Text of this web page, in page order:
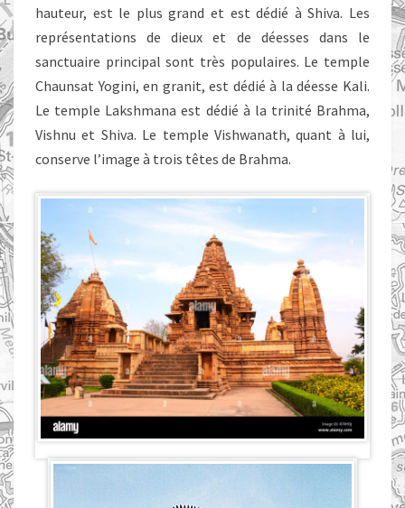
hauteur, est le plus grand et est dédié à Shiva. Les
représentations de dieux et de déesses dans le
sanctuaire principal sont très populaires. Le temple
Chaunsat Yogini, en granit, est dédié à la déesse Kali.
Le temple Lakshmana est dédié à la trinité Brahma,
Vishnu et Shiva. Le temple Vishwanath, quant à lui,
conserve l’image à trois têtes de Brahma.